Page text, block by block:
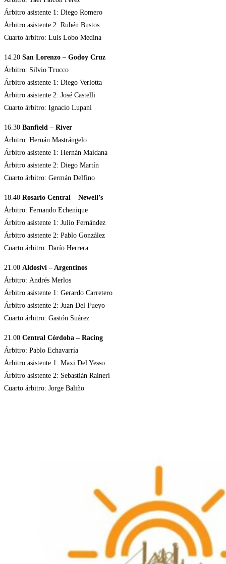
Árbitro asistente 1: Diego Romero
Árbitro asistente 2: Rubén Bustos
Cuarto árbitro: Luis Lobo Medina
14.20 San Lorenzo – Godoy Cruz
Árbitro: Silvio Trucco
Árbitro asistente 1: Diego Verlotta
Árbitro asistente 2: José Castelli
Cuarto árbitro: Ignacio Lupani
16.30 Banfield – River
Árbitro: Hernán Mastrángelo
Árbitro asistente 1: Hernán Maidana
Árbitro asistente 2: Diego Martín
Cuarto árbitro: Germán Delfino
18.40 Rosario Central – Newell’s
Árbitro: Fernando Echenique
Árbitro asistente 1: Julio Fernández
Árbitro asistente 2: Pablo González
Cuarto árbitro: Darío Herrera
21.00 Aldosivi – Argentinos
Árbitro: Andrés Merlos
Árbitro asistente 1: Gerardo Carretero
Árbitro asistente 2: Juan Del Fueyo
Cuarto árbitro: Gastón Suárez
21.00 Central Córdoba – Racing
Árbitro: Pablo Echavarría
Árbitro asistente 1: Maxi Del Yesso
Árbitro asistente 2: Sebastián Raineri
Cuarto árbitro: Jorge Baliño